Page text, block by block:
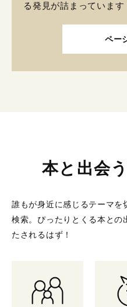
る発見が詰まっています
ペー
本と出会
誰もが身近に感じるテーマを
検索。 ぴったりとくる本との
たされるはず！